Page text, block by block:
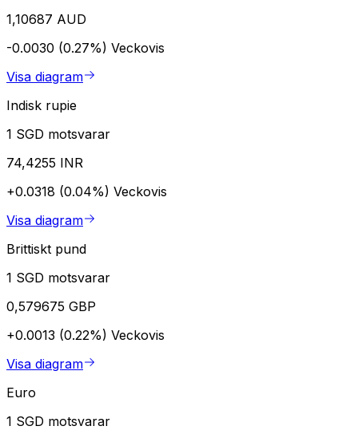
1,10687 AUD
-0.0030 (0.27%) Veckovis
Visa diagram
Indisk rupie
1 SGD motsvarar
74,4255 INR
+0.0318 (0.04%) Veckovis
Visa diagram
Brittiskt pund
1 SGD motsvarar
0,579675 GBP
+0.0013 (0.22%) Veckovis
Visa diagram
Euro
1 SGD motsvarar